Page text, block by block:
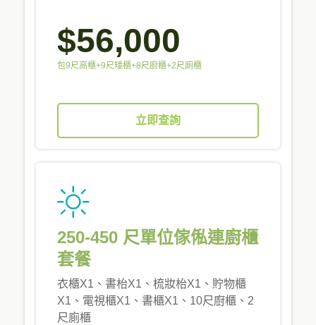
$56,000
包9尺高櫃+9尺矮櫃+8尺廚櫃+2尺廁櫃
立即查詢
250-450 尺單位傢俬連廚櫃
套餐
衣櫃X1、書枱X1、梳妝枱X1、貯物櫃
X1、電視櫃X1、書櫃X1、10尺廚櫃、2
尺廁櫃